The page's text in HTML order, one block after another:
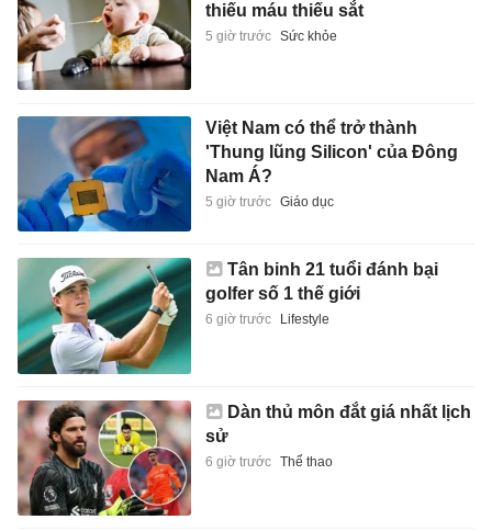
thiếu máu thiếu sắt
5 giờ trước Sức khỏe
Việt Nam có thể trở thành
'Thung lũng Silicon' của Đông
Nam Á?
5 giờ trước Giáo dục
Tân binh 21 tuổi đánh bại
golfer số 1 thế giới
6 giờ trước Lifestyle
Dàn thủ môn đắt giá nhất lịch
sử
6 giờ trước Thể thao